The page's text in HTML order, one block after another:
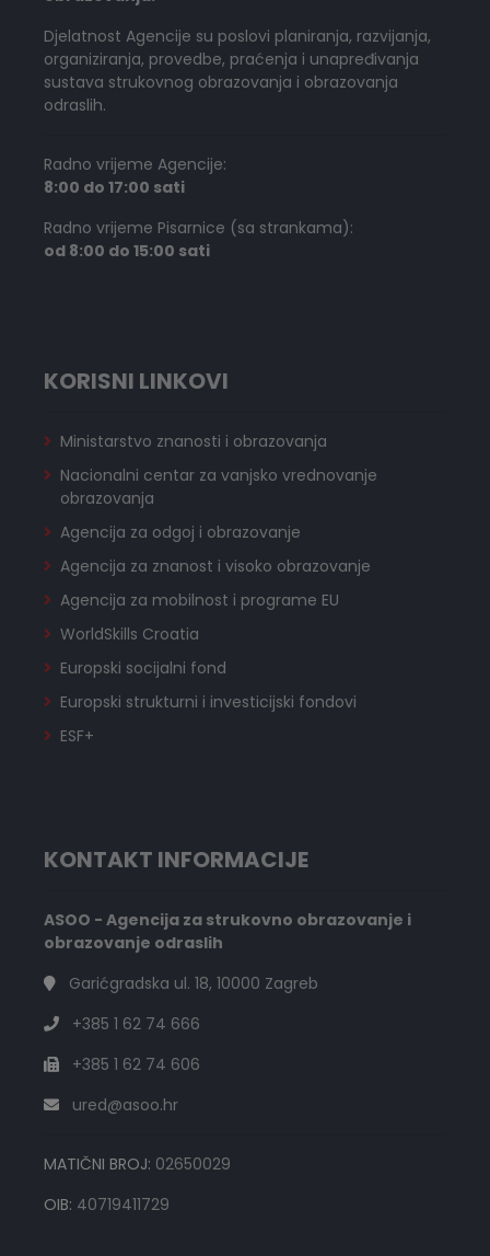
Djelatnost Agencije su poslovi planiranja, razvijanja,
organiziranja, provedbe, praćenja i unapređivanja
sustava strukovnog obrazovanja i obrazovanja
odraslih.
Radno vrijeme Agencije:
8:00 do 17:00 sati
Radno vrijeme Pisarnice (sa strankama):
od 8:00 do 15:00 sati
KORISNI LINKOVI
Ministarstvo znanosti i obrazovanja
Nacionalni centar za vanjsko vrednovanje
obrazovanja
Agencija za odgoj i obrazovanje
Agencija za znanost i visoko obrazovanje
Agencija za mobilnost i programe EU
WorldSkills Croatia
Europski socijalni fond
Europski strukturni i investicijski fondovi
ESF+
KONTAKT INFORMACIJE
ASOO - Agencija za strukovno obrazovanje i
obrazovanje odraslih
Garićgradska ul. 18, 10000 Zagreb
+385 1 62 74 666
+385 1 62 74 606
ured@asoo.hr
MATIČNI BROJ: 02650029
OIB: 40719411729